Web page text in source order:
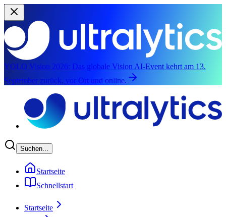
YOLO Vision 2026: Das globale Vision AI-Event kehrt am 13.
September zurück, vor Ort und online.
Suchen...
Startseite
Schnellstart
Startseite